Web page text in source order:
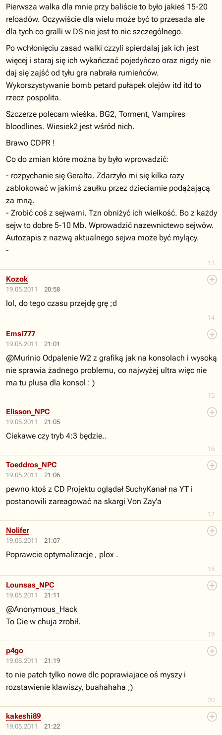
13
Pierwsza walka dla mnie przy baliście to było jakieś 15-20
reloadów. Oczywiście dla wielu może być to przesada ale
dla tych co gralli w DS nie jest to nic szczególnego.
Po wchłonięciu zasad walki czzyli spierdalaj jak ich jest
więcej i staraj się ich wykańczać pojedyńczo oraz nigdy nie
daj się zajść od tyłu gra nabrała rumieńców.
Wykorszystywanie bomb petard pułapek olejów itd itd to
rzecz pospolita.
Szczerze polecam wieśka. BG2, Torment, Vampires
bloodlines. Wiesiek2 jest wśród nich.
Brawo CDPR !
Co do zmian które można by było wprowadzić:
- rozpychanie się Geralta. Zdarzyło mi się kilka razy
zablokować w jakimś zaułku przez dzieciarnie podążającą
za mną.
- Zrobić coś z sejwami. Tzn obniżyć ich wielkość. Bo z każdy
sejw to dobre 5-10 Mb. Wprowadzić nazewnictewo sejwów.
Autozapis z nazwą aktualnego sejwa może być mylący.
-
19.05.2011 20:58
14
Kozok
lol, do tego czasu przejdę grę ;d
19.05.2011 21:01
15
Emsi777
@Murinio Odpalenie W2 z grafiką jak na konsolach i wysoką
nie sprawia żadnego problemu, co najwyżej ultra więc nie
ma tu plusa dla konsol : )
19.05.2011 21:05
16
Elisson_NPC
Ciekawe czy tryb 4:3 będzie..
19.05.2011 21:06
17
Toeddros_NPC
pewno ktoś z CD Projektu oglądał SuchyKanał na YT i
postanowili zareagować na skargi Von Zay'a
19.05.2011 21:07
18
Nolifer
Poprawcie optymalizacje , plox .
19.05.2011 21:11
19
Lounsas_NPC
@Anonymous_Hack
To Cie w chuja zrobił.
19.05.2011 21:19
20
p4go
to nie patch tylko nowe dlc poprawiajace oś myszy i
rozstawienie klawiszy, buahahaha ;)
19.05.2011 21:22
kakeshi89